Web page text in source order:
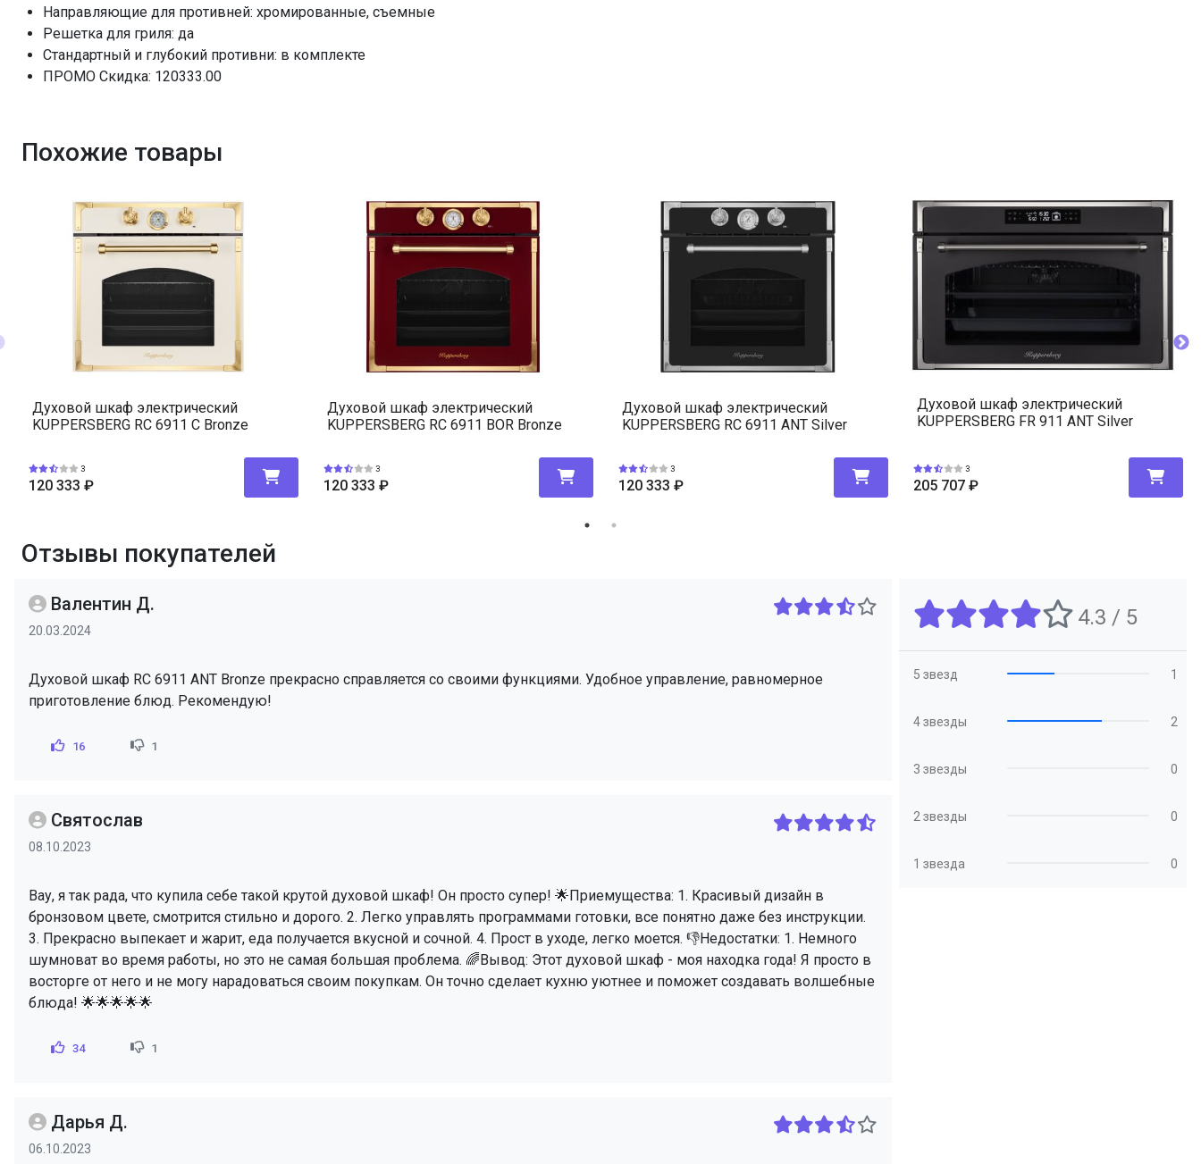
Направляющие для противней: хромированные, съемные
Решетка для гриля: да
Стандартный и глубокий противни: в комплекте
ПРОМО Скидка: 120333.00
Похожие товары
Духовой шкаф электрический
KUPPERSBERG RC 6911 C Bronze
3
120 333 ₽
Духовой шкаф электрический
KUPPERSBERG RC 6911 BOR Bronze
3
120 333 ₽
Духовой шкаф электрический
KUPPERSBERG RC 6911 ANT Silver
3
120 333 ₽
Духовой шкаф электрический
KUPPERSBERG FR 911 ANT Silver
3
205 707 ₽
Отзывы покупателей
Валентин Д.
20.03.2024
Духовой шкаф RC 6911 ANT Bronze прекрасно справляется со своими функциями. Удобное управление, равномерное
приготовление блюд. Рекомендую!
16 1
Святослав
08.10.2023
Вау, я так рада, что купила себе такой крутой духовой шкаф! Он просто супер! 🌟Приемущества: 1. Красивый дизайн в
бронзовом цвете, смотрится стильно и дорого. 2. Легко управлять программами готовки, все понятно даже без инструкции.
3. Прекрасно выпекает и жарит, еда получается вкусной и сочной. 4. Прост в уходе, легко моется. 👎Недостатки: 1. Немного
шумноват во время работы, но это не самая большая проблема. 🌈Вывод: Этот духовой шкаф - моя находка года! Я просто в
восторге от него и не могу нарадоваться своим покупкам. Он точно сделает кухню уютнее и поможет создавать волшебные
блюда! 🌟🌟🌟🌟🌟
34 1
Дарья Д.
06.10.2023
4.3 / 5
5 звезд 1
4 звезды 2
3 звезды 0
2 звезды 0
1 звезда 0